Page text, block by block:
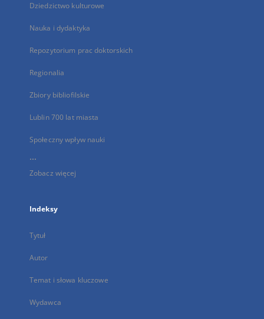
Dziedzictwo kulturowe
Nauka i dydaktyka
Repozytorium prac doktorskich
Regionalia
Zbiory bibliofilskie
Lublin 700 lat miasta
Społeczny wpływ nauki
...
Zobacz więcej
Indeksy
Tytuł
Autor
Temat i słowa kluczowe
Wydawca